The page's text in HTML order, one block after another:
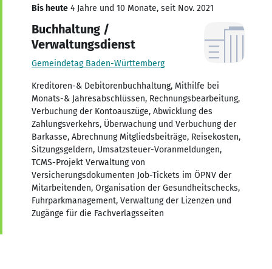
Bis heute 4 Jahre und 10 Monate, seit Nov. 2021
Buchhaltung /
Verwaltungsdienst
Gemeindetag Baden-Württemberg
Kreditoren-& Debitorenbuchhaltung, Mithilfe bei
Monats-& Jahresabschlüssen, Rechnungsbearbeitung,
Verbuchung der Kontoauszüge, Abwicklung des
Zahlungsverkehrs, Überwachung und Verbuchung der
Barkasse, Abrechnung Mitgliedsbeiträge, Reisekosten,
Sitzungsgeldern, Umsatzsteuer-Voranmeldungen,
TCMS-Projekt Verwaltung von
Versicherungsdokumenten Job-Tickets im ÖPNV der
Mitarbeitenden, Organisation der Gesundheitschecks,
Fuhrparkmanagement, Verwaltung der Lizenzen und
Zugänge für die Fachverlagsseiten